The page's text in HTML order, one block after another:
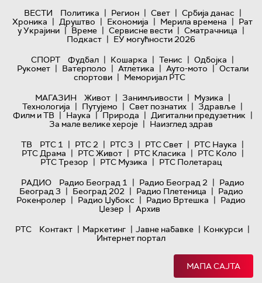
ВЕСТИ Политика | Регион | Свет | Србија данас |
Хроника | Друштво | Економија | Мерила времена | Рат
у Украјини | Време | Сервисне вести | Сматрачница |
Подкаст | ЕУ могућности 2026
СПОРТ
Фудбал | Кошарка | Тенис | Одбојка |
Рукомет | Ватерполо | Атлетика | Ауто-мото | Остали
спортови | Меморијал РТС
МАГАЗИН
Живот | Занимљивости | Музика |
Технологијa | Путујемо | Свет познатих | Здравље |
Филм и ТВ | Наука | Природа | Дигитални предузетник |
За мале велике хероје | Наизглед здрав
ТВ
РТС 1 | РТС 2 | РТС 3 | РТС Свет | РТС Наука |
РТС Драма | РТС Живот | РТС Класика | РТС Коло |
РТС Трезор | РТС Музика | РТС Полетарац
РАДИО
Радио Београд 1 | Радио Београд 2 | Радио
Београд 3 | Београд 202 | Радио Плетеница | Радио
Рокенролер | Радио Џубокс | Радио Вртешка | Радио
Џезер | Архив
РТС
Контакт | Маркетинг | Јавне набавке | Конкурси |
Интернет портал
МАПА САЈТА